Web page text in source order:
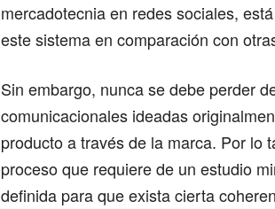
mercadotecnia en redes sociales,
este sistema en comparación con
Sin embargo, nunca se debe perder
comunicacionales ideadas
producto a través de la marca. Por lo
proceso que requiere de un estudio
definida para que exista cierta